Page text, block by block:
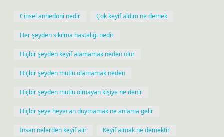
Cinsel anhedoni nedir Çok keyif aldım ne demek
Her şeyden sıkılma hastalığı nedir
Hiçbir şeyden keyif alamamak neden olur
Hiçbir şeyden mutlu olamamak neden
Hiçbir şeyden mutlu olmayan kişiye ne denir
Hiçbir şeye heyecan duymamak ne anlama gelir
İnsan nelerden keyif alır Keyif almak ne demektir